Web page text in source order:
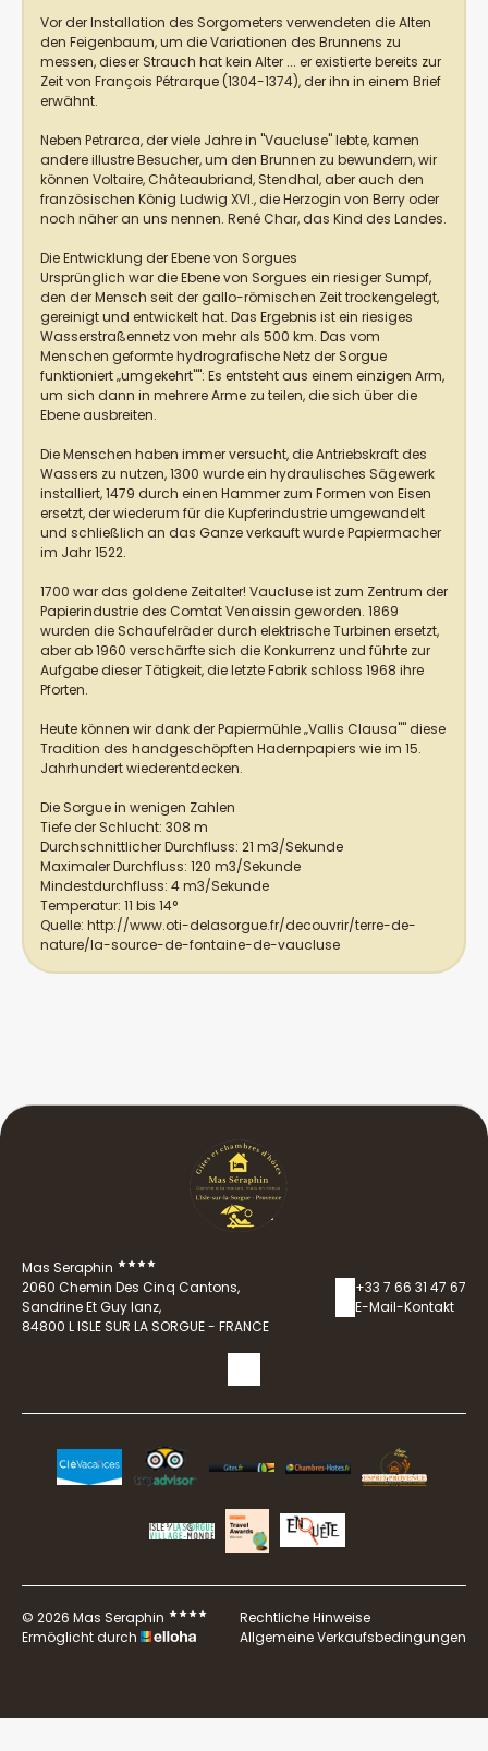
Vor der Installation des Sorgometers verwendeten die Alten
den Feigenbaum, um die Variationen des Brunnens zu
messen, dieser Strauch hat kein Alter ... er existierte bereits zur
Zeit von François Pétrarque (1304-1374), der ihn in einem Brief
erwähnt.
Neben Petrarca, der viele Jahre in "Vaucluse" lebte, kamen
andere illustre Besucher, um den Brunnen zu bewundern, wir
können Voltaire, Châteaubriand, Stendhal, aber auch den
französischen König Ludwig XVI., die Herzogin von Berry oder
noch näher an uns nennen. René Char, das Kind des Landes.
Die Entwicklung der Ebene von Sorgues
Ursprünglich war die Ebene von Sorgues ein riesiger Sumpf,
den der Mensch seit der gallo-römischen Zeit trockengelegt,
gereinigt und entwickelt hat. Das Ergebnis ist ein riesiges
Wasserstraßennetz von mehr als 500 km. Das vom
Menschen geformte hydrografische Netz der Sorgue
funktioniert „umgekehrt"": Es entsteht aus einem einzigen Arm,
um sich dann in mehrere Arme zu teilen, die sich über die
Ebene ausbreiten.
Die Menschen haben immer versucht, die Antriebskraft des
Wassers zu nutzen, 1300 wurde ein hydraulisches Sägewerk
installiert, 1479 durch einen Hammer zum Formen von Eisen
ersetzt, der wiederum für die Kupferindustrie umgewandelt
und schließlich an das Ganze verkauft wurde Papiermacher
im Jahr 1522.
1700 war das goldene Zeitalter! Vaucluse ist zum Zentrum der
Papierindustrie des Comtat Venaissin geworden. 1869
wurden die Schaufelräder durch elektrische Turbinen ersetzt,
aber ab 1960 verschärfte sich die Konkurrenz und führte zur
Aufgabe dieser Tätigkeit, die letzte Fabrik schloss 1968 ihre
Pforten.
Heute können wir dank der Papiermühle „Vallis Clausa"" diese
Tradition des handgeschöpften Hadernpapiers wie im 15.
Jahrhundert wiederentdecken.
Die Sorgue in wenigen Zahlen
Tiefe der Schlucht: 308 m
Durchschnittlicher Durchfluss: 21 m3/Sekunde
Maximaler Durchfluss: 120 m3/Sekunde
Mindestdurchfluss: 4 m3/Sekunde
Temperatur: 11 bis 14°
Quelle: http://www.oti-delasorgue.fr/decouvrir/terre-de-
nature/la-source-de-fontaine-de-vaucluse
Mas Seraphin
2060 Chemin Des Cinq Cantons,
Sandrine Et Guy Ianz,
84800 L ISLE SUR LA SORGUE - FRANCE
+33 7 66 31 47 67
E-Mail-Kontakt
© 2026 Mas Seraphin
Ermöglicht durch
Rechtliche Hinweise
Allgemeine Verkaufsbedingungen